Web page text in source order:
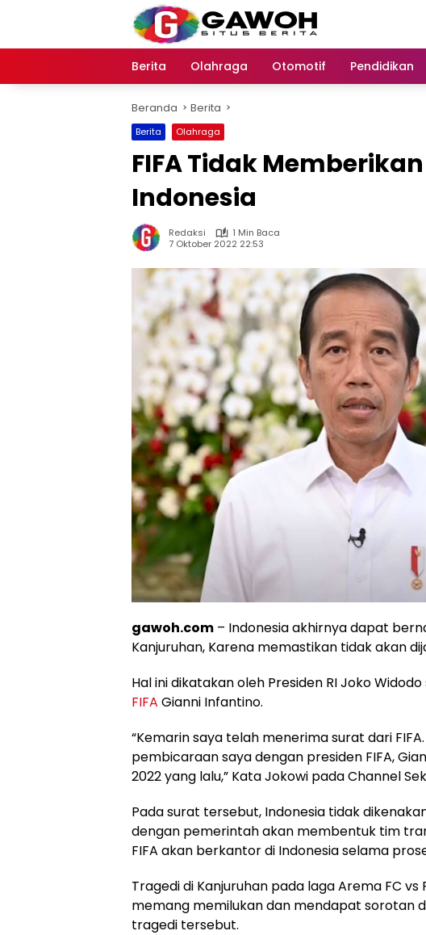
Berita Olahraga Otomotif Pendidikan
Beranda Berita
Berita Olahraga
FIFA Tidak
Indonesia
Redaksi
1 Min Baca
7 Oktober 2022 22:53
gawoh.com – Indonesia akhirnya dapat
Kanjuruhan, Karena memastikan tidak akan
Hal ini dikatakan oleh Presiden RI Joko
FIFA Gianni Infantino.
“Kemarin saya telah menerima surat dari
pembicaraan saya dengan presiden FIFA,
2022 yang lalu,” Kata Jokowi pada Channel
Pada surat tersebut, Indonesia tidak
dengan pemerintah akan membentuk tim
FIFA akan berkantor di Indonesia selama
Tragedi di Kanjuruhan pada laga Arema FC
memang memilukan dan mendapat sorotan
tragedi tersebut.